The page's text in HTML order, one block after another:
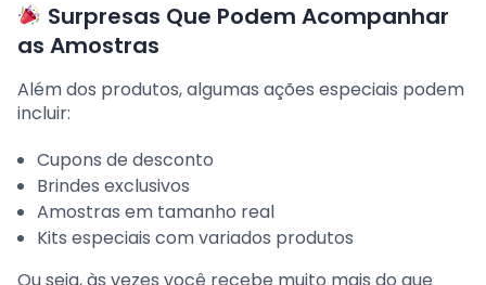
Surpresas Que Podem Acompanhar
as Amostras
Além dos produtos, algumas ações especiais podem
incluir:
Cupons de desconto
Brindes exclusivos
Amostras em tamanho real
Kits especiais com variados produtos